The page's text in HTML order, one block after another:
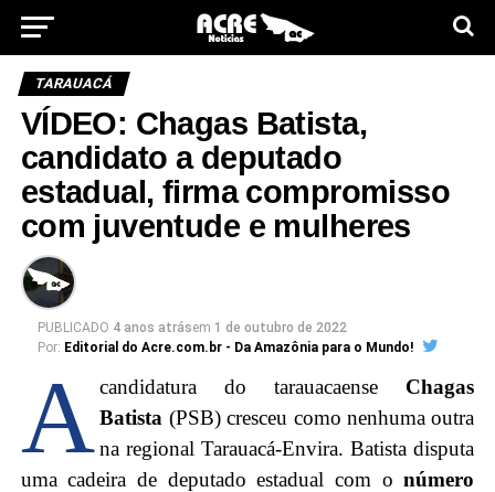
TARAUACÁ
VÍDEO: Chagas Batista,
candidato a deputado
estadual, firma compromisso
com juventude e mulheres
PUBLICADO 4 anos atrásem 1 de outubro de 2022
Por: Editorial do Acre.com.br - Da Amazônia para o Mundo!
A candidatura do tarauacaense Chagas
Batista (PSB) cresceu como nenhuma outra
na regional Tarauacá-Envira. Batista disputa
uma cadeira de deputado estadual com onúmero